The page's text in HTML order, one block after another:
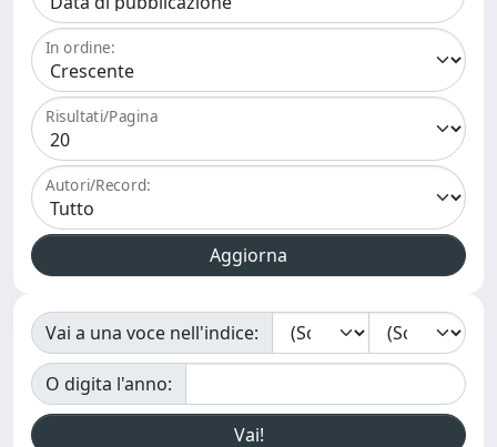
In ordine:
Risultati/Pagina
Autori/Record:
Vai a una voce nell'indice:
O digita l'anno: